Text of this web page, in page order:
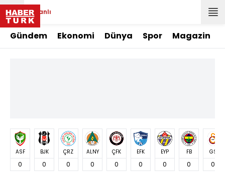
Canlı
Gündem Ekonomi Dünya Spor Magazin
ASF
0
BJK
0
ÇRZ
0
ALNY
0
ÇFK
0
EFK
0
EYP
0
FB
0
GS
0